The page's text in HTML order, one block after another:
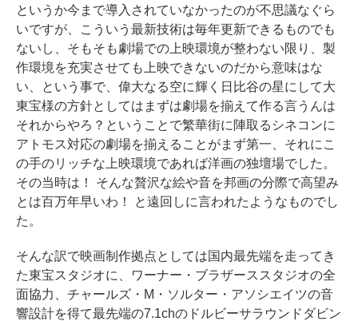
というか今まで導入されていなかったのが不思議なぐら
いですが、こういう最新技術は毎年更新できるものでも
ないし、そもそも劇場での上映環境が整わない限り、製
作環境を充実させても上映できないのだから意味はな
い、という事で、偉大なる空に輝く日比谷の星にして大
東宝様の方針としてはまずは劇場を揃えて作る言うんは
それからやろ？ということで繁華街に陣取るシネコンに
アトモス対応の劇場を揃えることがまず第一、それにこ
の手のリッチな上映環境であれば洋画の独壇場でした。
その当時は！ そんな贅沢な絵や音を邦画の分際で高望み
とは百万年早いわ！ と遠回しに言われたようなものでし
た。
そんな訳で映画制作拠点としては国内最先端を走ってき
た東宝スタジオに、ワーナー・ブラザーススタジオの全
面協力、チャールズ・M・ソルター・アソシエイツの音
響設計を得て最先端の7.1chのドルビーサラウンドダビン